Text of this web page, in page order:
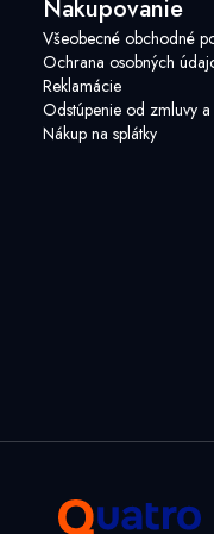
Nakupovanie
Všeobecné obchodné
Ochrana osobných
Reklamácie
Odstúpenie od zmluvy
Nákup na splátky